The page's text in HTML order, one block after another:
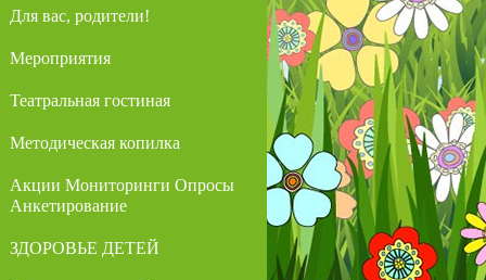
Для вас, родители!
Мероприятия
Театральная гостиная
Методическая копилка
Акции Мониторинги Опросы
Анкетирование
ЗДОРОВЬЕ ДЕТЕЙ